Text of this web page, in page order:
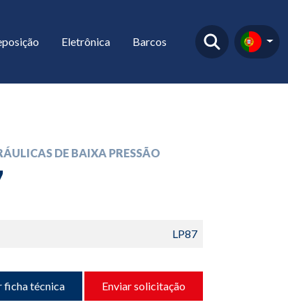
Eletrônica Barcos
DE BAIXA PRESSÃO
LP87
ficha técnica Enviar solicitação